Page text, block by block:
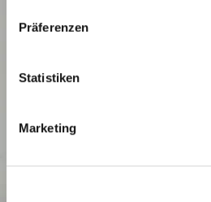
Präferenzen
Statistiken
Marketing